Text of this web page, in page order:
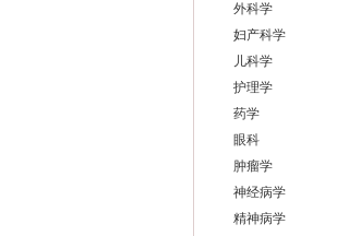
外科学
妇产科学
儿科学
护理学
药学
眼科
肿瘤学
神经病学
精神病学